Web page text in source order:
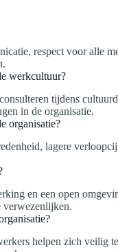
respect voor alle
werkcultuur?
tijdens
in de organisatie.
organisatie?
lagere
en een open
verwezenlijken.
helpen zich